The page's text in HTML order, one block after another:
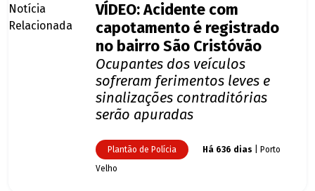
VÍDEO: Acidente com
capotamento é registrado
no bairro São Cristóvão
Ocupantes dos veículos
sofreram ferimentos leves e
sinalizações contraditórias
serão apuradas
Plantão de Polícia Há 636 dias | Porto
Velho